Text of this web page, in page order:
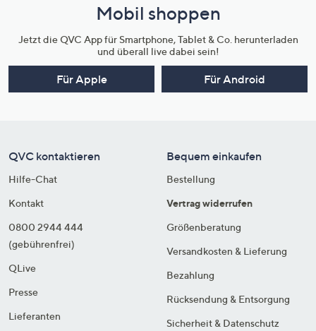
Mobil shoppen
Jetzt die QVC App für Smartphone, Tablet & Co. herunterladen
und überall live dabei sein!
Für Apple Für Android
QVC kontaktieren
Hilfe-Chat
Kontakt
0800 2944 444
(gebührenfrei)
QLive
Presse
Lieferanten
Bequem einkaufen
Bestellung
Vertrag widerrufen
Größenberatung
Versandkosten & Lieferung
Bezahlung
Rücksendung & Entsorgung
Sicherheit & Datenschutz